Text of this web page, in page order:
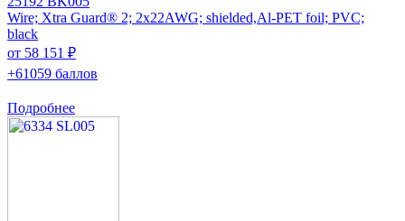
Wire; Xtra Guard® 2; 2x22AWG; shielded,Al-PET foil; PVC;
black
от 58 151 ₽
+61059 баллов
Подробнее